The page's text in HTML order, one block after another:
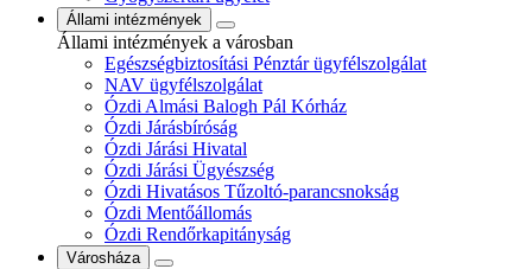
Állami intézmények
Állami intézmények a városban
Egészségbiztosítási Pénztár ügyfélszolgálat
NAV ügyfélszolgálat
Ózdi Almási Balogh Pál Kórház
Ózdi Járásbíróság
Ózdi Járási Hivatal
Ózdi Járási Ügyészség
Ózdi Hivatásos Tűzoltó-parancsnokság
Ózdi Mentőállomás
Ózdi Rendőrkapitányság
Városháza